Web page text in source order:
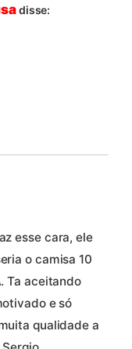
disse:
esse cara, ele
o camisa 10
Ta aceitando
e só
qualidade a